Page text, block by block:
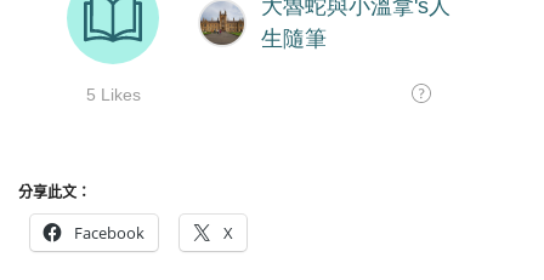
分享此文：
Facebook
X